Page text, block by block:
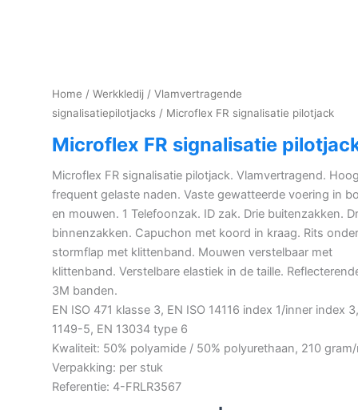
Home / Werkkledij / Vlamvertragende
signalisatiepilotjacks / Microflex FR signalisatie pilotjack
Microflex FR signalisatie
Microflex FR signalisatie pilotjack. Vlamvertragend.
frequent gelaste naden. Vaste gewatteerde voering in
en mouwen. 1 Telefoonzak. ID zak. Drie buitenzakken.
binnenzakken. Capuchon met koord in kraag. Rits onder
stormflap met klittenband. Mouwen verstelbaar met
klittenband. Verstelbare elastiek in de taille.
3M banden.
EN ISO 471 klasse 3, EN ISO 14116 index 1/inner index
1149-5, EN 13034 type 6
Kwaliteit: 50% polyamide / 50% polyurethaan, 210 gram/
Verpakking: per stuk
Referentie: 4-FRLR3567